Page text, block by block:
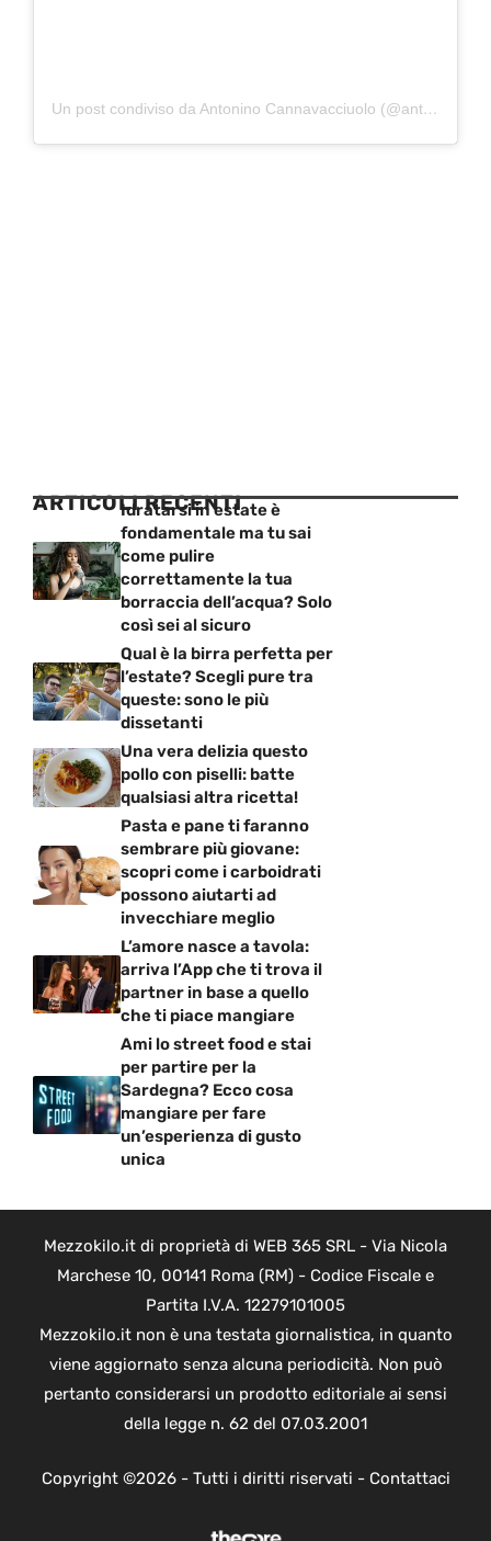
Un post condiviso da Antonino Cannavacciuolo (@antoninochef)
ARTICOLI RECENTI
Idratarsi in estate è
fondamentale ma tu sai
come pulire
correttamente la tua
borraccia dell’acqua? Solo
così sei al sicuro
Qual è la birra perfetta per
l’estate? Scegli pure tra
queste: sono le più
dissetanti
Una vera delizia questo
pollo con piselli: batte
qualsiasi altra ricetta!
Pasta e pane ti faranno
sembrare più giovane:
scopri come i carboidrati
possono aiutarti ad
invecchiare meglio
L’amore nasce a tavola:
arriva l’App che ti trova il
partner in base a quello
che ti piace mangiare
Ami lo street food e stai
per partire per la
Sardegna? Ecco cosa
mangiare per fare
un’esperienza di gusto
unica
Mezzokilo.it di proprietà di WEB 365 SRL - Via Nicola
Marchese 10, 00141 Roma (RM) - Codice Fiscale e
Partita I.V.A. 12279101005
Mezzokilo.it non è una testata giornalistica, in quanto
viene aggiornato senza alcuna periodicità. Non può
pertanto considerarsi un prodotto editoriale ai sensi
della legge n. 62 del 07.03.2001
Copyright ©2026 - Tutti i diritti riservati - Contattaci